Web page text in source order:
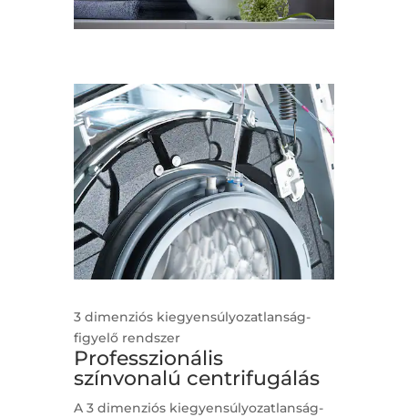
3 dimenziós kiegyensúlyozatlanság-
figyelő rendszer
Professzionális
színvonalú centrifugálás
A 3 dimenziós kiegyensúlyozatlanság-